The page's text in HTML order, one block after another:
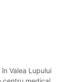
Valea Lupului